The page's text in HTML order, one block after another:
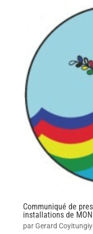
Communiqué de
installations de
parGerard